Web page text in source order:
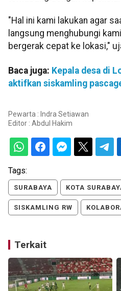
"Hal ini kami lakukan agar
langsung menghubungi
bergerak cepat ke lokasi,"
Baca juga: Kepala desa di
aktifkan siskamling
Pewarta : Indra Setiawan
Editor : Abdul Hakim
Tags:
SURABAYA KOTA
SISKAMLING RW
Terkait